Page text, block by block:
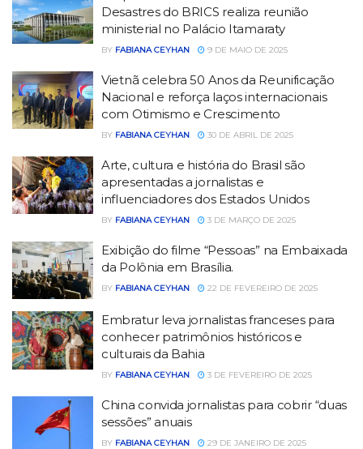
Desastres do BRICS realiza reunião
ministerial no Palácio Itamaraty
BY FABIANA CEYHAN 9 DE MAIO DE 2025
Vietnã celebra 50 Anos da Reunificação
Nacional e reforça laços internacionais
com Otimismo e Crescimento
BY FABIANA CEYHAN 30 DE ABRIL DE 2025
Arte, cultura e história do Brasil são
apresentadas a jornalistas e
influenciadores dos Estados Unidos
BY FABIANA CEYHAN 3 DE MARÇO DE 2025
Exibição do filme “Pessoas” na Embaixada
da Polônia em Brasília.
BY FABIANA CEYHAN 22 DE FEVEREIRO DE 2025
Embratur leva jornalistas franceses para
conhecer patrimônios históricos e
culturais da Bahia
BY FABIANA CEYHAN 3 DE FEVEREIRO DE 2025
China convida jornalistas para cobrir “duas
sessões” anuais
BY FABIANA CEYHAN 29 DE JANEIRO DE 2025